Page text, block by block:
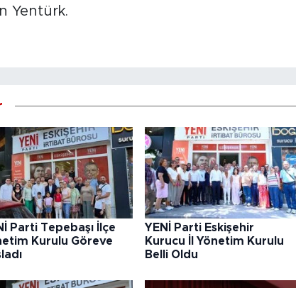
Yentürk.
Parti Tepebaşı İlçe
Kurulu Göreve
YENİ Parti Eskişehir
Kurucu İl Yönetim Kurulu
Belli Oldu